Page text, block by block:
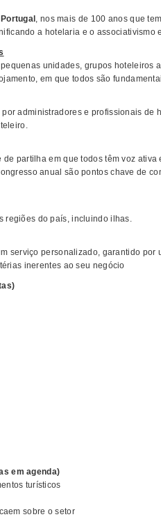
, nos mais de 100 anos que
a hotelaria e o associativismo
unidades, grupos hoteleiros
, em que todos são
administradores e profissionais de
partilha em que todos têm voz ativa
anual são pontos chave de
regiões do país, incluindo ilhas.
serviço personalizado, garantido por
inerentes ao seu negócio
em agenda)
turísticos
sobre o setor